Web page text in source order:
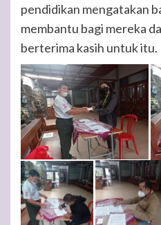
pendidikan mengatakan
membantu bagi mereka
berterima kasih untuk itu.